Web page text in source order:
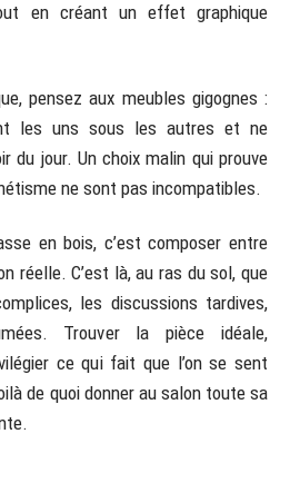
en créant un effet graphique
pensez aux meubles gigognes :
les uns sous les autres et ne
du jour. Un choix malin qui prouve
ne sont pas incompatibles.
en bois, c’est composer entre
réelle. C’est là, au ras du sol, que
les discussions tardives,
Trouver la pièce idéale,
ce qui fait que l’on se sent
de quoi donner au salon toute sa